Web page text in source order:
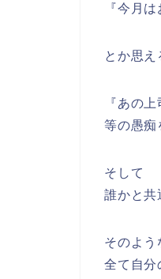
『今月
とか思
『あの
等の愚痴
そして
誰かと共
そのよう
全て自分